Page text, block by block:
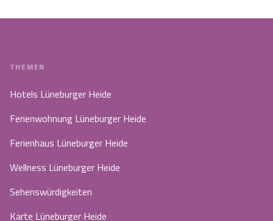
THEMEN
Hotels Lüneburger Heide
Ferienwohnung Lüneburger Heide
Ferienhaus Lüneburger Heide
Wellness Lüneburger Heide
Sehenswürdigkeiten
Karte Lüneburger Heide